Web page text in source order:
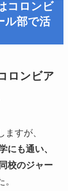
コロンビ
ル部で活
ロンビア
ますが、
にも通い、
校のジャー